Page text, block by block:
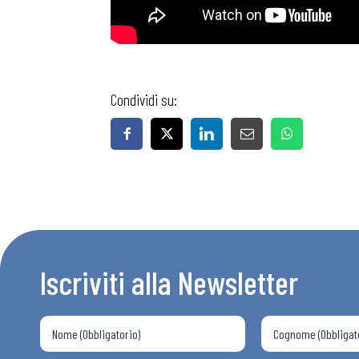
Chi Siamo
Condividi su:
Iscriviti alla Newsletter